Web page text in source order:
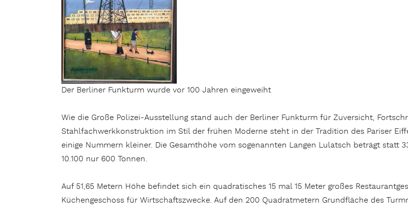
Der Berliner Funkturm wurde vor 100 Jahren eingeweiht
Wie die Große Polizei-Ausstellung stand auch der Berliner Funkturm für Zuversicht,
Stahlfachwerkkonstruktion im Stil der frühen Moderne steht in der Tradition des Pariser
einige Nummern kleiner. Die Gesamthöhe vom sogenannten Langen Lulatsch beträgt statt
10.100 nur 600 Tonnen.
Auf 51,65 Metern Höhe befindet sich ein quadratisches 15 mal 15 Meter großes
Küchengeschoss für Wirtschaftszwecke. Auf den 200 Quadratmetern Grundfläche des